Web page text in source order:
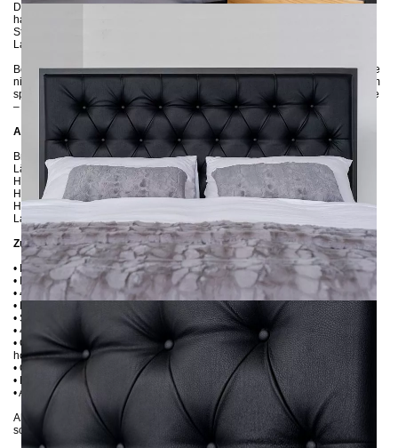
Das stabile und robuste Bettgestell wird zerlegt geliefert und kann ohne
handwerkliches Wissen zusammengebaut werden. Dank Mitteltraverse mit
Stützfuß haben Sie die Möglichkeit sowohl einen Lattenrost als auch zwei
Lattenroste reinzulegen.
Bei Fragen zur Farbwahl stehen wir Ihnen gerne zur Verfügung – zögern Sie
nicht, uns nach Farbmustern zu fragen! Wenn Sie auf der Suche nach einem
speziellen Stoff wie Bouclé oder ähnlichem sind, kontaktieren Sie uns gerne
– wir senden Ihnen die passenden Stoffproben zu.
Abmessungen
Breite: 166 cm
Länge: 206 cm / 216 cm / 226 cm
Höhe: 113 cm
Höhe bis zur Rahmenunterkante: 25 cm
Höhe bis zur Rahmenoberkante: 35 cm / 39 cm
Lattenrostabsenkung: 10 cm oder 14 cm
Zusätzliche Informationen
• Handmade
• Metall: Pulverbeschichtet
• 4 cm breite Mitteltraverse mit Stützfuß
• Fußstopfen aus Kunststoff
• Seitenablagen für Lattenrost 2,8 cm
• 4 cm breite Mitteltraverse mit Stützfuß
• Ohne Lattenrost (wir empfehlen bei Einlegetiefe von 10 cm max. 6-7 cm
hohe Lattenroste, damit die Matratze 3-4 cm in den Rahmen einsinkt)
• Ohne Matratze
• Lieferzustand: Zerlegt (in 3 Kartons)
• Andere RAL-Farben auf Anfrage möglich
Abgebildet: 160x200, Einlegetiefe 10 cm, Metall: Schwarz, Stoff: Kunstleder
schwarz